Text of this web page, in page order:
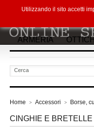
ARMERIA
Home > Accessori > Borse,
CINGHIE E BRETELLE
Utilizzando il sito accetti